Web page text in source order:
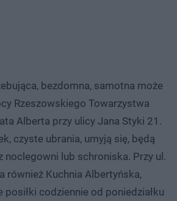
bezdomna, samotna może
Rzeszowskiego Towarzystwa
Alberta przy ulicy Jana Styki 21.
czyste ubrania, umyją się, będą
noclegowni lub schroniska. Przy ul.
również Kuchnia Albertyńska,
posiłki codziennie od poniedziałku